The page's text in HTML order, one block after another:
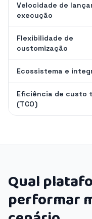
Velocidade de
execução
Flexibilidade de
customização
Ecossistema e
Eficiência de custo
(TCO)
Qual
performar